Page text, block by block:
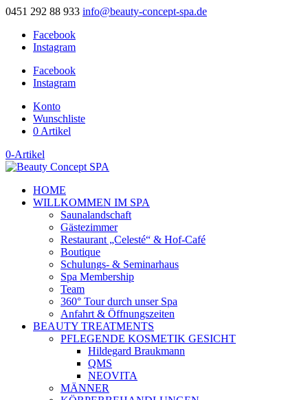
0451 292 88 933 info@beauty-concept-spa.de
Facebook
Instagram
Facebook
Instagram
Konto
Wunschliste
0 Artikel
0-Artikel
HOME
WILLKOMMEN IM SPA
Saunalandschaft
Gästezimmer
Restaurant „Celesté“ & Hof-Café
Boutique
Schulungs- & Seminarhaus
Spa Membership
Team
360° Tour durch unser Spa
Anfahrt & Öffnungszeiten
BEAUTY TREATMENTS
PFLEGENDE KOSMETIK GESICHT
Hildegard Braukmann
QMS
NEOVITA
MÄNNER